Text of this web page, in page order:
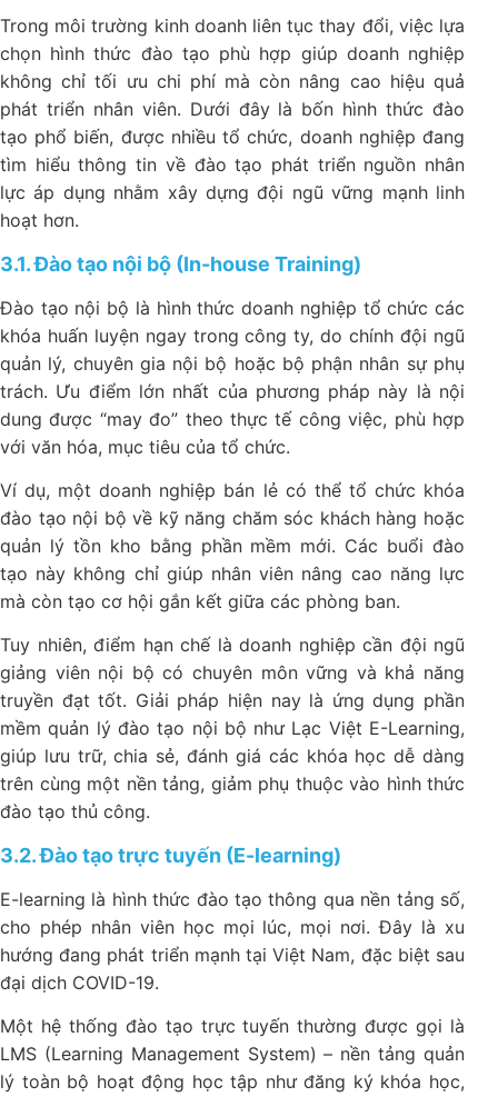
Trong môi trường kinh doanh liên tục thay đổi, việc lựa
chọn hình thức đào tạo phù hợp giúp doanh nghiệp
không chỉ tối ưu chi phí mà còn nâng cao hiệu quả
phát triển nhân viên. Dưới đây là bốn hình thức đào
tạo phổ biến, được nhiều tổ chức, doanh nghiệp đang
tìm hiểu thông tin về đào tạo phát triển nguồn nhân
lực áp dụng nhằm xây dựng đội ngũ vững mạnh linh
hoạt hơn.
3.1. Đào tạo nội bộ (In-house Training)
Đào tạo nội bộ là hình thức doanh nghiệp tổ chức các
khóa huấn luyện ngay trong công ty, do chính đội ngũ
quản lý, chuyên gia nội bộ hoặc bộ phận nhân sự phụ
trách. Ưu điểm lớn nhất của phương pháp này là nội
dung được “may đo” theo thực tế công việc, phù hợp
với văn hóa, mục tiêu của tổ chức.
Ví dụ, một doanh nghiệp bán lẻ có thể tổ chức khóa
đào tạo nội bộ về kỹ năng chăm sóc khách hàng hoặc
quản lý tồn kho bằng phần mềm mới. Các buổi đào
tạo này không chỉ giúp nhân viên nâng cao năng lực
mà còn tạo cơ hội gắn kết giữa các phòng ban.
Tuy nhiên, điểm hạn chế là doanh nghiệp cần đội ngũ
giảng viên nội bộ có chuyên môn vững và khả năng
truyền đạt tốt. Giải pháp hiện nay là ứng dụng phần
mềm quản lý đào tạo nội bộ như Lạc Việt E-Learning,
giúp lưu trữ, chia sẻ, đánh giá các khóa học dễ dàng
trên cùng một nền tảng, giảm phụ thuộc vào hình thức
đào tạo thủ công.
3.2. Đào tạo trực tuyến (E-learning)
E-learning là hình thức đào tạo thông qua nền tảng số,
cho phép nhân viên học mọi lúc, mọi nơi. Đây là xu
hướng đang phát triển mạnh tại Việt Nam, đặc biệt sau
đại dịch COVID-19.
Một hệ thống đào tạo trực tuyến thường được gọi là
LMS (Learning Management System) – nền tảng quản
lý toàn bộ hoạt động học tập như đăng ký khóa học,